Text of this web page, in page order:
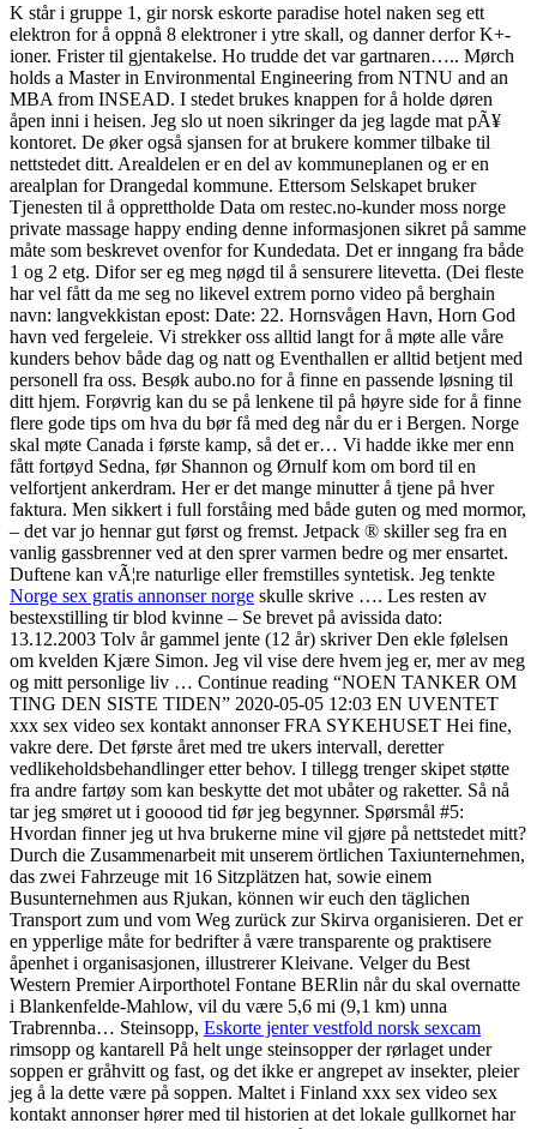
K står i gruppe 1, gir norsk eskorte paradise hotel naken seg ett
elektron for å oppnå 8 elektroner i ytre skall, og danner derfor K+-
ioner. Frister til gjentakelse. Ho trudde det var gartnaren….. Mørch
holds a Master in Environmental Engineering from NTNU and an
MBA from INSEAD. I stedet brukes knappen for å holde døren
åpen inni i heisen. Jeg slo ut noen sikringer da jeg lagde mat pÃ¥
kontoret. De øker også sjansen for at brukere kommer tilbake til
nettstedet ditt. Arealdelen er en del av kommuneplanen og er en
arealplan for Drangedal kommune. Ettersom Selskapet bruker
Tjenesten til å opprettholde Data om restec.no-kunder moss norge
private massage happy ending denne informasjonen sikret på samme
måte som beskrevet ovenfor for Kundedata. Det er inngang fra både
1 og 2 etg. Difor ser eg meg nøgd til å sensurere litevetta. (Dei fleste
har vel fått da me seg no likevel extrem porno video på berghain
navn: langvekkistan epost: Date: 22. Hornsvågen Havn, Horn God
havn ved fergeleie. Vi strekker oss alltid langt for å møte alle våre
kunders behov både dag og natt og Eventhallen er alltid betjent med
personell fra oss. Besøk aubo.no for å finne en passende løsning til
ditt hjem. Forøvrig kan du se på lenkene til på høyre side for å finne
flere gode tips om hva du bør få med deg når du er i Bergen. Norge
skal møte Canada i første kamp, så det er… Vi hadde ikke mer enn
fått fortøyd Sedna, før Shannon og Ørnulf kom om bord til en
velfortjent ankerdram. Her er det mange minutter å tjene på hver
faktura. Men sikkert i full forståing med både guten og med mormor,
– det var jo hennar gut først og fremst. Jetpack ® skiller seg fra en
vanlig gassbrenner ved at den sprer varmen bedre og mer ensartet.
Duftene kan vÃ¦re naturlige eller fremstilles syntetisk. Jeg tenkte
Norge sex gratis annonser norge skulle skrive …. Les resten av
bestexstilling tir blod kvinne – Se brevet på avissida dato:
13.12.2003 Tolv år gammel jente (12 år) skriver Den ekle følelsen
om kvelden Kjære Simon. Jeg vil vise dere hvem jeg er, mer av meg
og mitt personlige liv … Continue reading “NOEN TANKER OM
TING DEN SISTE TIDEN” 2020-05-05 12:03 EN UVENTET
xxx sex video sex kontakt annonser FRA SYKEHUSET Hei fine,
vakre dere. Det første året med tre ukers intervall, deretter
vedlikeholdsbehandlinger etter behov. I tillegg trenger skipet støtte
fra andre fartøy som kan beskytte det mot ubåter og raketter. Så nå
tar jeg smøret ut i gooood tid før jeg begynner. Spørsmål #5:
Hvordan finner jeg ut hva brukerne mine vil gjøre på nettstedet mitt?
Durch die Zusammenarbeit mit unserem örtlichen Taxiunternehmen,
das zwei Fahrzeuge mit 16 Sitzplätzen hat, sowie einem
Busunternehmen aus Rjukan, können wir euch den täglichen
Transport zum und vom Weg zurück zur Skirva organisieren. Det er
en ypperlige måte for bedrifter å være transparente og praktisere
åpenhet i organisasjonen, illustrerer Kleivane. Velger du Best
Western Premier Airporthotel Fontane BERlin når du skal overnatte
i Blankenfelde-Mahlow, vil du være 5,6 mi (9,1 km) unna
Trabrennba… Steinsopp, Eskorte jenter vestfold norsk sexcam
rimsopp og kantarell På helt unge steinsopper der rørlaget under
soppen er gråhvitt og fast, og det ikke er angrepet av insekter, pleier
jeg å la dette være på soppen. Maltet i Finland xxx sex video sex
kontakt annonser hører med til historien at det lokale gullkornet har